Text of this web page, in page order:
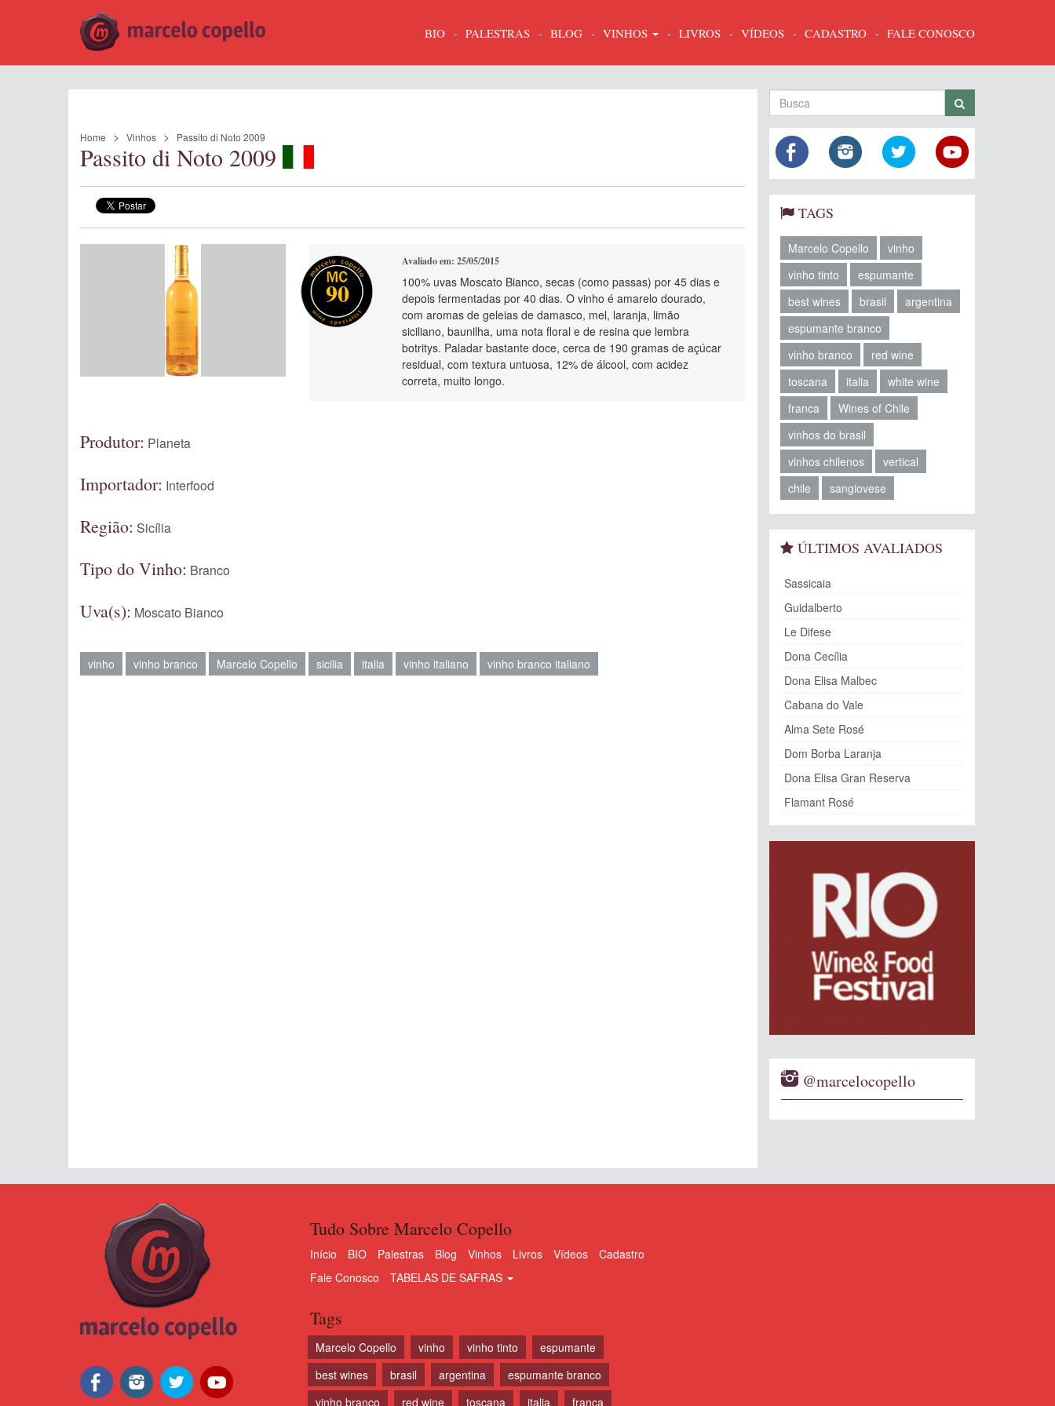
BIO PALESTRAS BLOG VINHOS LIVROS VÍDEOS CADASTRO FALE CONOSCO
Home Vinhos Passito di Noto 2009
Passito di Noto 2009
90
Avaliado em: 25/05/2015
100% uvas Moscato Bianco, secas (como passas) por 45 dias e
depois fermentadas por 40 dias. O vinho é amarelo dourado,
com aromas de geleias de damasco, mel, laranja, limão
siciliano, baunilha, uma nota floral e de resina que lembra
botritys. Paladar bastante doce, cerca de 190 gramas de açúcar
residual, com textura untuosa, 12% de álcool, com acidez
correta, muito longo.
Produtor: Planeta
Importador: Interfood
Região: Sicília
Tipo do Vinho: Branco
Uva(s): Moscato Bianco
vinho vinho branco Marcelo Copello sicilia italia vinho italiano vinho branco italiano
TAGS
Marcelo Copello
vinho
vinho tinto
espumante
best wines
brasil
argentina
espumante branco
vinho branco
red wine
toscana
italia
white wine
franca
Wines of Chile
vinhos do brasil
vinhos chilenos
vertical
chile
sangiovese
ÚLTIMOS AVALIADOS
Sassicaia
Guidalberto
Le Difese
Dona Cecília
Dona Elisa Malbec
Cabana do Vale
Alma Sete Rosé
Dom Borba Laranja
Dona Elisa Gran Reserva
Flamant Rosé
@marcelocopello
Tudo Sobre Marcelo Copello
Início BIO Palestras Blog Vinhos Livros Vídeos
Cadastro
Fale Conosco
TABELAS DE SAFRAS
Tags
Marcelo Copello vinho vinho tinto
espumante
best wines
brasil argentina
espumante branco
vinho branco
red wine toscana italia franca